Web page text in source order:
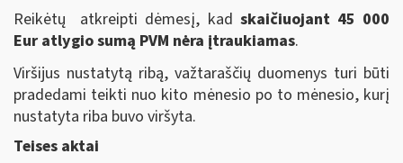
Reikėtų atkreipti dėmesį, kad skaičiuojant 45 000
Eur atlygio sumą PVM nėra įtraukiamas.
Viršijus nustatytą ribą, važtaraščių duomenys turi būti
pradedami teikti nuo kito mėnesio po to mėnesio, kurį
nustatyta riba buvo viršyta.
Teises aktai